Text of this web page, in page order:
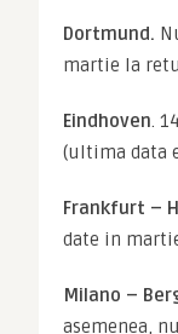
Dortmund.
martie la
Eindhoven.
(ultima data
Frankfurt –
date in
Milano –
asemenea,